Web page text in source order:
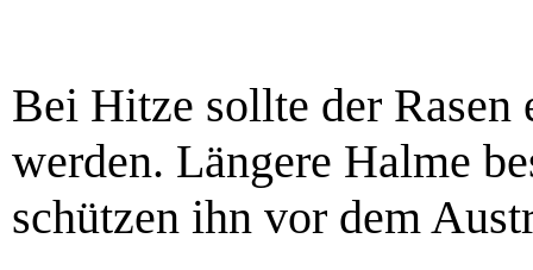
Bei Hitze sollte der Rasen
werden. Längere Halme
schützen ihn vor dem